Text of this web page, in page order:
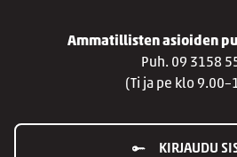
Ammatillisten asioiden
Puh. 09 3158
(Ti ja pe klo
KIRJAUDU